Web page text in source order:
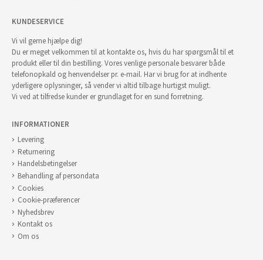
KUNDESERVICE
Vi vil gerne hjælpe dig!
Du er meget velkommen til at kontakte os, hvis du har spørgsmål til et
produkt eller til din bestilling. Vores venlige personale besvarer både
telefonopkald og henvendelser pr. e-mail. Har vi brug for at indhente
yderligere oplysninger, så vender vi altid tilbage hurtigst muligt.
Vi ved at tilfredse kunder er grundlaget for en sund forretning.
INFORMATIONER
Levering
Returnering
Handelsbetingelser
Behandling af persondata
Cookies
Cookie-præferencer
Nyhedsbrev
Kontakt os
Om os